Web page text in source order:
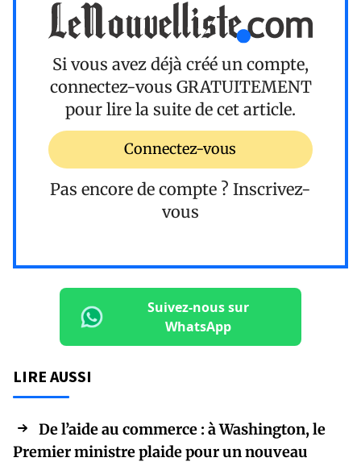
Si vous avez déjà créé un compte,
connectez-vous GRATUITEMENT
pour lire la suite de cet article.
Connectez-vous
Pas encore de compte ? Inscrivez-
vous
Suivez-nous sur
WhatsApp
LIRE AUSSI
De l’aide au commerce : à Washington, le
Premier ministre plaide pour un nouveau